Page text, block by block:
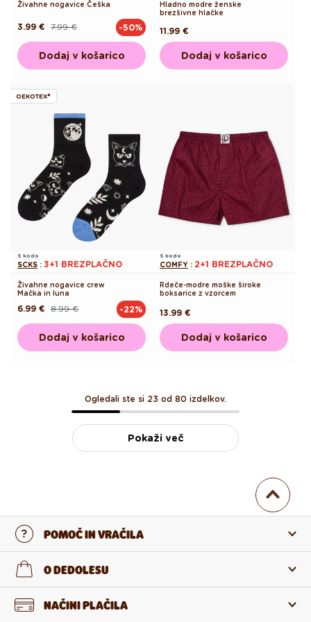
Živahne nogavice Češka
Redna 7.99 €
Akcijska
3.99 € -50%
Dodaj v košarico
Hladno modre ženske
brezšivne hlačke
Redna
cena
11.99 €
Dodaj v košarico
OEKOTEX®
S kodo
SCKS : 3+1 BREZPLAČNO
Živahne nogavice crew
Mačka in luna
Redna 8.99 €
Akcijska
6.99 € -22%
Dodaj v košarico
S kodo
COMFY : 2+1 BREZPLAČNO
Rdeče-modre moške široke
boksarice z vzorcem
Redna
cena
13.99 €
Dodaj v košarico
Ogledali ste si 23 od 80 izdelkov.
Pokaži več
POMOČ IN VRAČILA
Stopi v stik z nami
O DEDOLESU
O nas NAČINI PLAČILA